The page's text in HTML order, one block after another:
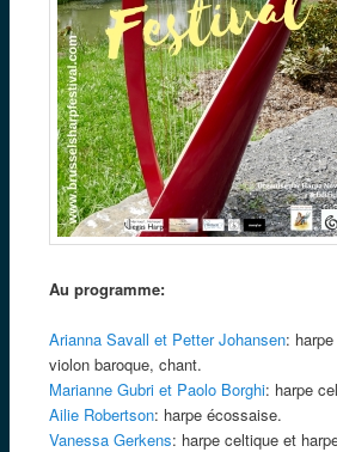
Au programme:
Arianna Savall et Petter Johansen:
violon baroque, chant.
Marianne Gubri et Paolo Borghi: harpe
Ailie Robertson: harpe écossaise.
Vanessa Gerkens: harpe celtique et